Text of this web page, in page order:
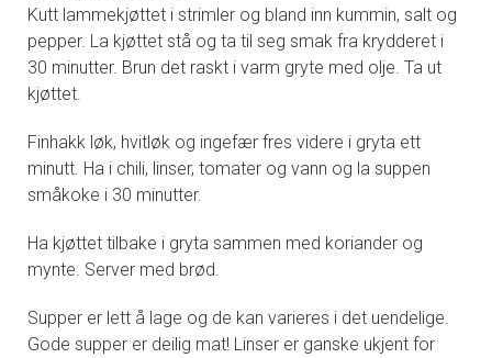
Kutt lammekjøttet i strimler og bland inn kummin, salt og
pepper. La kjøttet stå og ta til seg smak fra krydderet i
30 minutter. Brun det raskt i varm gryte med olje. Ta ut
kjøttet.
Finhakk løk, hvitløk og ingefær fres videre i gryta ett
minutt. Ha i chili, linser, tomater og vann og la suppen
småkoke i 30 minutter.
Ha kjøttet tilbake i gryta sammen med koriander og
mynte. Server med brød.
Supper er lett å lage og de kan varieres i det uendelige.
Gode supper er deilig mat! Linser er ganske ukjent for